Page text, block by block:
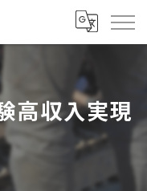
高収入実現